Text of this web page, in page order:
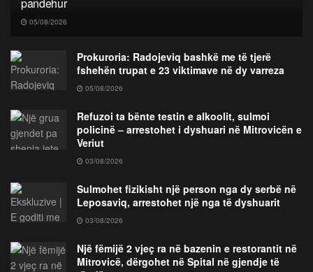
05/08/2026
Prokuroria: Radojeviq bashkë me të tjerë
fshehën trupat e 23 viktimave në dy varreza
05/08/2026
Refuzoi ta bënte testin e alkoolit, sulmoi
policinë – arrestohet i dyshuari në Mitrovicën e
Veriut
03/08/2026
Sulmohet fizikisht një person nga dy serbë në
Leposaviq, arrestohet një nga të dyshuarit
03/08/2026
Një fëmijë 2 vjeç ra në bazenin e restorantit në
Mitrovicë, dërgohet në Spital në gjendje të